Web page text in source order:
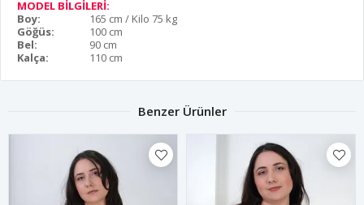
MODEL BİLGİLERİ:
Boy:
165 cm / Kilo 75 kg
Göğüs:
100 cm
Bel:
90 cm
Kalça:
110 cm
Benzer Ürünler